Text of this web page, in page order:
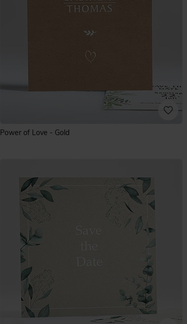
Power of Love - Gold